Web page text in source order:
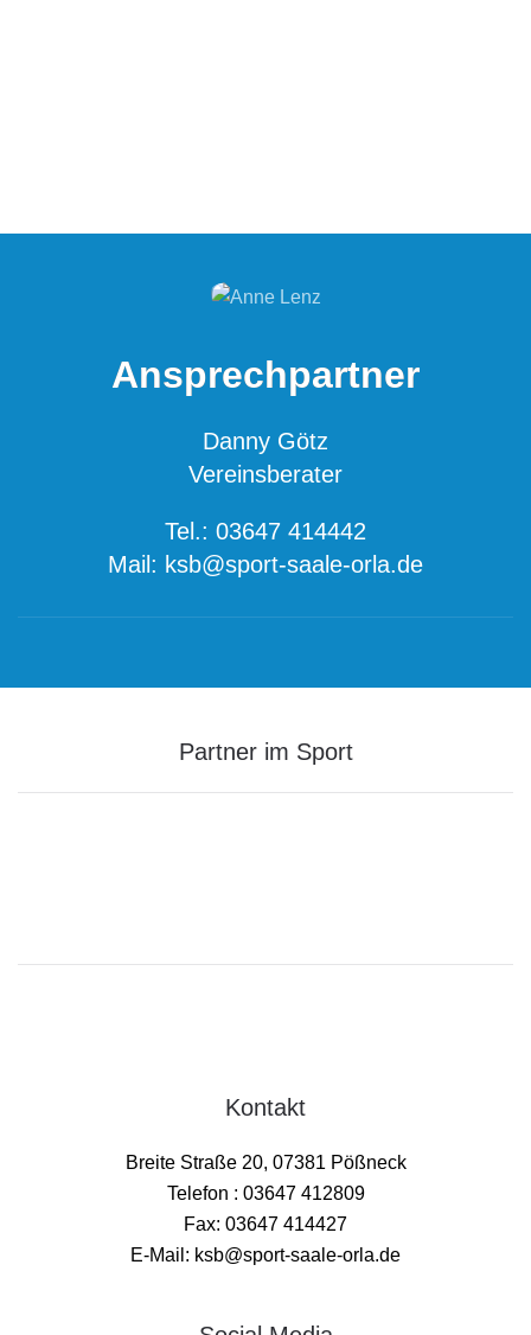
Ansprechpartner
Danny Götz
Vereinsberater
Tel.: 03647 414442
Mail: ksb@sport-saale-orla.de
Partner im Sport
Kontakt
Breite Straße 20, 07381 Pößneck
Telefon : 03647 412809
Fax: 03647 414427
E-Mail: ksb@sport-saale-orla.de